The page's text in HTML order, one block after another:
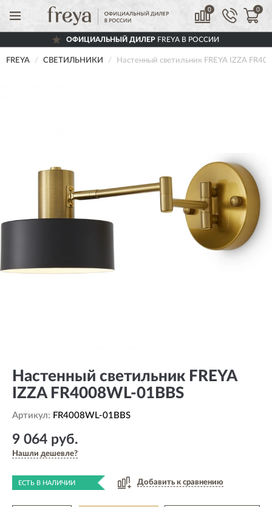
0 0
ОФИЦИАЛЬНЫЙ ДИЛЕРFREYA В РОССИИ
FREYA СВЕТИЛЬНИКИ Настенный светильник FREYA IZZA
Настенный светильник FREYA
IZZA FR4008WL-01BBS
Артикул: FR4008WL-01BBS
9 064 руб.
Нашли дешевле?
ЕСТЬ В НАЛИЧИИ Добавить к сравнению